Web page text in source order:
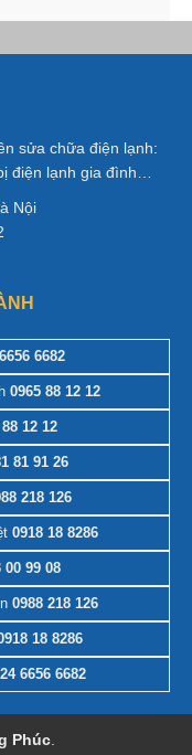
sửa chữa điện lạnh:
điện lạnh gia đình…
Nội
6682
0965 88 12 12
12 12
81 91 26
218 126
0918 18 8286
00 99 08
0988 218 126
18 8286
6656 6682
Phúc.